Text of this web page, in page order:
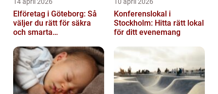
Elföretag i Göteborg: Så
väljer du rätt för säkra
och smarta
Konferenslokal i
Stockholm: Hitta rätt lokal
för ditt evenemang